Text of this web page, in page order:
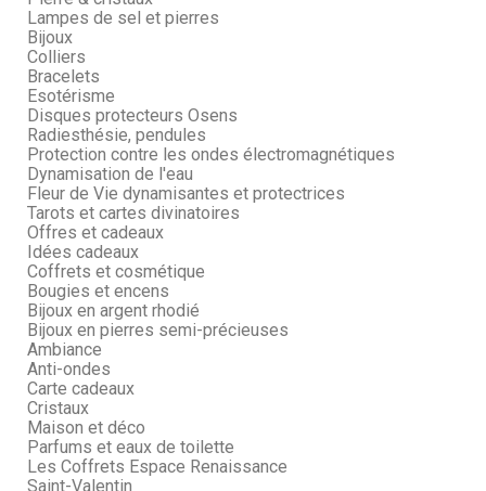
Lampes de sel et pierres
Bijoux
Colliers
Bracelets
Esotérisme
Disques protecteurs Osens
Radiesthésie, pendules
Protection contre les ondes électromagnétiques
Dynamisation de l'eau
Fleur de Vie dynamisantes et protectrices
Tarots et cartes divinatoires
Offres et cadeaux
Idées cadeaux
Coffrets et cosmétique
Bougies et encens
Bijoux en argent rhodié
Bijoux en pierres semi-précieuses
Ambiance
Anti-ondes
Carte cadeaux
Cristaux
Maison et déco
Parfums et eaux de toilette
Les Coffrets Espace Renaissance
Saint-Valentin